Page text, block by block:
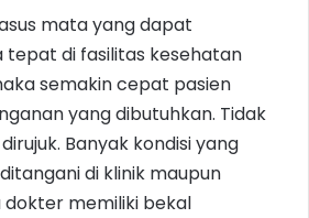
mata yang dapat
tepat di fasilitas kesehatan
semakin cepat pasien
yang dibutuhkan. Tidak
Banyak kondisi yang
di klinik maupun
dokter memiliki bekal